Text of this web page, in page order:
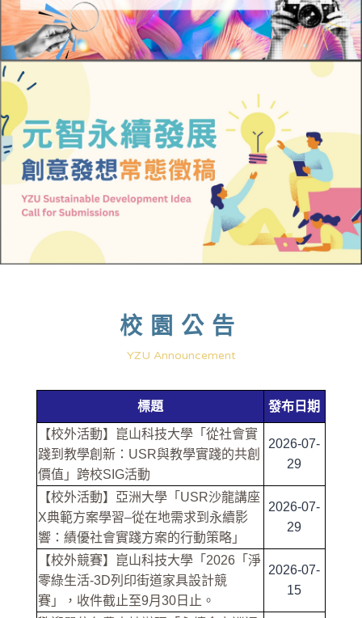
校園公告
YZU Announcement
標題
發布日期
【校外活動】崑山科技大學「從社會實
踐到教學創新：USR與教學實踐的共創
價值」跨校SIG活動
2026-07-
29
【校外活動】亞洲大學「USR沙龍講座
X典範方案學習–從在地需求到永續影
響：績優社會實踐方案的行動策略」
2026-07-
29
【校外競賽】崑山科技大學「2026「淨
零綠生活-3D列印街道家具設計競
賽」，收件截止至9月30日止。
2026-07-
15